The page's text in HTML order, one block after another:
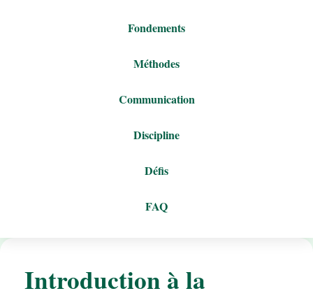
Fondements
Méthodes
Communication
Discipline
Défis
FAQ
Introduction à la